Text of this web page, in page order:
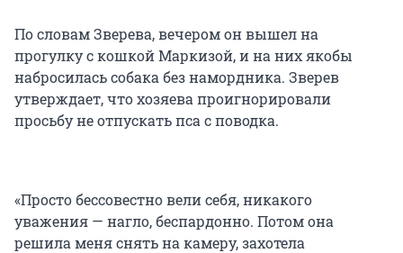
По словам Зверева, вечером он вышел на
прогулку с кошкой Маркизой, и на них якобы
набросилась собака без намордника. Зверев
утверждает, что хозяева проигнорировали
просьбу не отпускать пса с поводка.
«Просто бессовестно вели себя, никакого
уважения — нагло, беспардонно. Потом она
решила меня снять на камеру, захотела